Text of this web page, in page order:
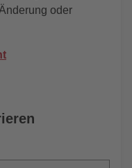
oder